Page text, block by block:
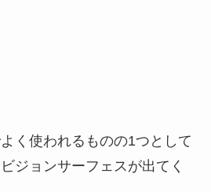
く使われるものの1つとして
ジョンサーフェスが出てく